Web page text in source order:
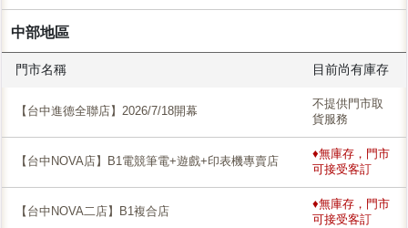
中部地區
門市名稱 目前尚有庫存
【台中進德全聯店】2026/7/18開幕
不提供門市取
貨服務
【台中NOVA店】B1電競筆電+遊戲+印表機專賣店
♦無庫存，門市
可接受客訂
【台中NOVA二店】B1複合店
♦無庫存，門市
可接受客訂